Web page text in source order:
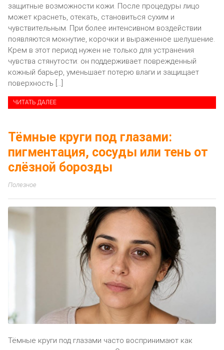
защитные возможности кожи. После процедуры лицо
может краснеть, отекать, становиться сухим и
чувствительным. При более интенсивном воздействии
появляются мокнутие, корочки и выраженное шелушение.
Крем в этот период нужен не только для устранения
чувства стянутости: он поддерживает поврежденный
кожный барьер, уменьшает потерю влаги и защищает
поверхность […]
ЧИТАТЬ ДАЛЕЕ
Тёмные круги под глазами:
пигментация, сосуды или тень от
слёзной борозды
Полезное
Тёмные круги под глазами часто воспринимают как